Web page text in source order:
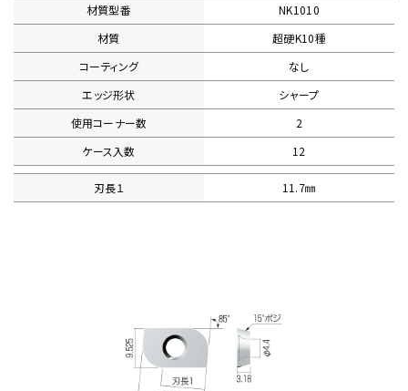
生産終了品
材質型番
NK1010
材質
超硬K10種
コーティング
なし
エッジ形状
シャープ
使用コーナー数
2
ケース入数
12
刃長１ 11.7㎜